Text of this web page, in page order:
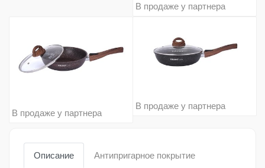
В продаже у партнера
В продаже у партнера
В продаже у партнера
Описание Антипригарное покрытие